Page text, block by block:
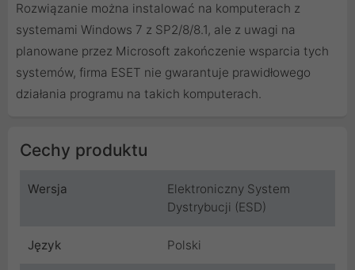
Rozwiązanie można instalować na komputerach z
systemami Windows 7 z SP2/8/8.1, ale z uwagi na
planowane przez Microsoft zakończenie wsparcia tych
systemów, firma ESET nie gwarantuje prawidłowego
działania programu na takich komputerach.
Cechy produktu
Wersja
Elektroniczny System
Dystrybucji (ESD)
Język Polski